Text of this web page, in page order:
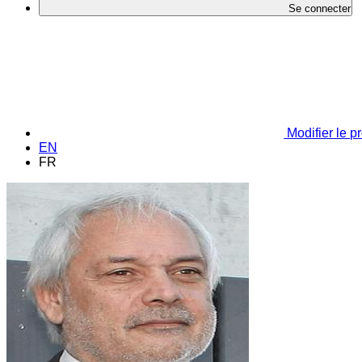
Se connecter
Modifier le
EN
FR